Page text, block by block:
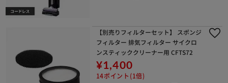
【別売りフィルターセット】 スポンジ
フィルター 排気フィルター サイクロ
ンスティッククリーナー用 CFTS72
¥1,400
14ポイント(1倍)